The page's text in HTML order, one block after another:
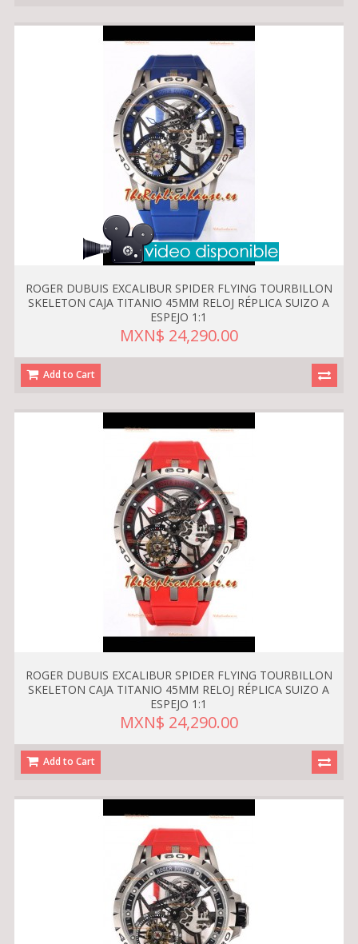
ROGER DUBUIS EXCALIBUR SPIDER FLYING TOURBILLON
SKELETON CAJA TITANIO 45MM RELOJ RÉPLICA SUIZO A
ESPEJO 1:1
MXN$ 24,290.00
Add to Cart
ROGER DUBUIS EXCALIBUR SPIDER FLYING TOURBILLON
SKELETON CAJA TITANIO 45MM RELOJ RÉPLICA SUIZO A
ESPEJO 1:1
MXN$ 24,290.00
Add to Cart